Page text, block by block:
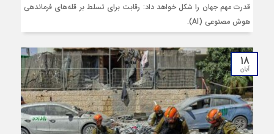
قدرت مهم جهان را شکل خواهد داد: رقابت برای تسلط بر قله‌های فرماندهی
هوش مصنوعی (AI).
۱۸
آبان